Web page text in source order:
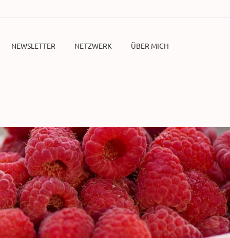
NEWSLETTER NETZWERK ÜBER MICH